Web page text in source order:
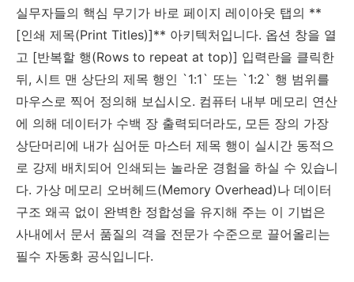
실무자들의 핵심 무기가 바로 페이지 레이아웃 탭의 **
[인쇄 제목(Print Titles)]** 아키텍처입니다. 옵션 창을 열
고 [반복할 행(Rows to repeat at top)] 입력란을 클릭한
뒤, 시트 맨 상단의 제목 행인 `1:1` 또는 `1:2` 행 범위를
마우스로 찍어 정의해 보십시오. 컴퓨터 내부 메모리 연산
에 의해 데이터가 수백 장 출력되더라도, 모든 장의 가장
상단머리에 내가 심어둔 마스터 제목 행이 실시간 동적으
로 강제 배치되어 인쇄되는 놀라운 경험을 하실 수 있습니
다. 가상 메모리 오버헤드(Memory Overhead)나 데이터
구조 왜곡 없이 완벽한 정합성을 유지해 주는 이 기법은
사내에서 문서 품질의 격을 전문가 수준으로 끌어올리는
필수 자동화 공식입니다.